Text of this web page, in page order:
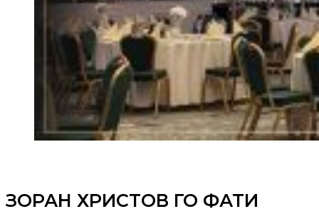
ЗОРАН ХРИСТОВ ГО ФАТИ